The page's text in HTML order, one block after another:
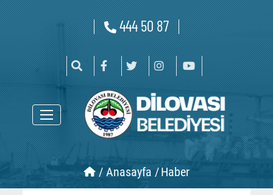
444 50 87
/Anasayfa /Haber